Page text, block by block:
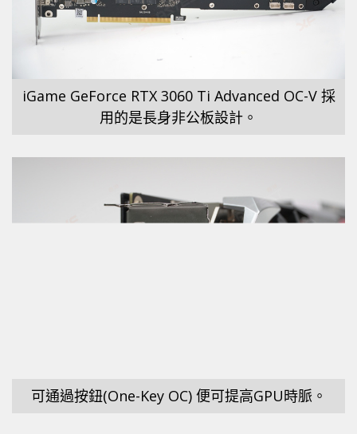
iGame GeForce RTX 3060 Ti Advanced OC-V 採
用的是長身非公板設計。
可通過按鈕(One-Key OC) 便可提高GPU時脈。